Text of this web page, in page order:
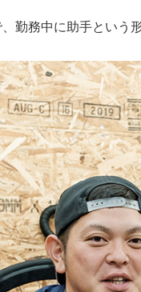
勤務中に助手という